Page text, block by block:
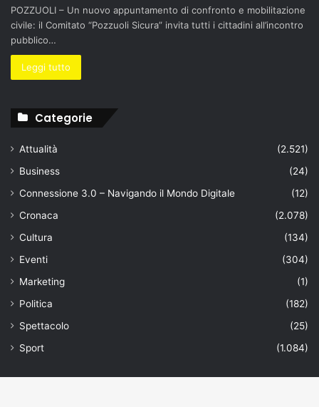
POZZUOLI – Un nuovo appuntamento di confronto e mobilitazione
civile: il Comitato “Pozzuoli Sicura” invita tutti i cittadini all’incontro
pubblico…
Leggi tutto
Categorie
Attualità
(2.521)
Business
(24)
Connessione 3.0 – Navigando il Mondo Digitale
(12)
Cronaca
(2.078)
Cultura
(134)
Eventi
(304)
Marketing
(1)
Politica
(182)
Spettacolo
(25)
Sport
(1.084)